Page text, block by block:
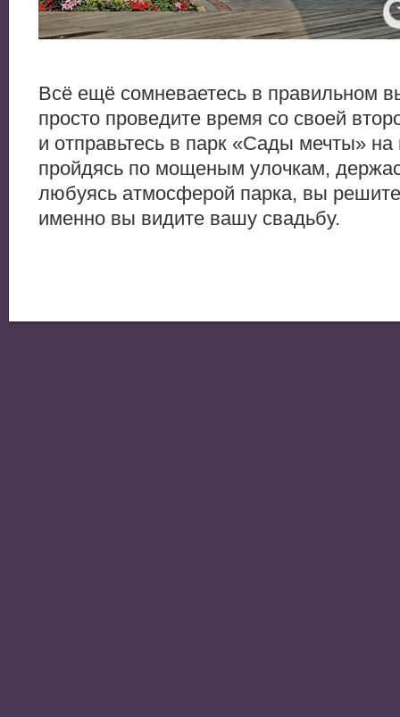
Всё ещё сомневаетесь в правильном
просто проведите время со своей
и отправьтесь в парк «Сады мечты» на
пройдясь по мощеным улочкам,
любуясь атмосферой парка, вы
именно вы видите вашу свадьбу.